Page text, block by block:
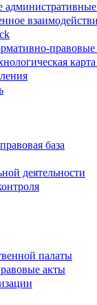
правовые
база
деятельности
палаты
акты